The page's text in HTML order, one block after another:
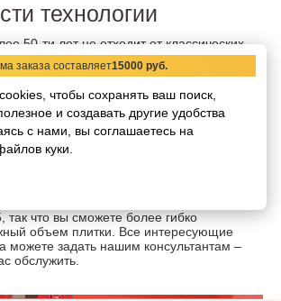
технологии
50-ти лет не отходит от классических
глины и изготовления керамики,
методам. В производстве
плитки. Компания Azulejos Alcor
своей репутации, исключая шанс брака.
RealGres вы найдете керамическую
современных актуальных коллекций по
так что вы сможете более гибко
объем плитки. Все интересующие
можете задать нашим консультантам –
обслужить.
заказа составляет15000 руб.
чтобы сохранять ваш поиск,
и создавать другие удобства
с нами, вы соглашаетесь на
куки.